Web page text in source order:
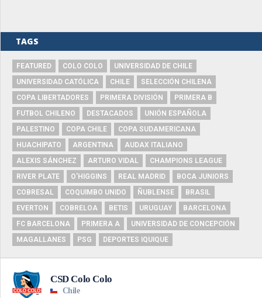
TAGS
FEATURED COLO COLO
UNIVERSIDAD DE CHILE
UNIVERSIDAD CATÓLICA
CHILE
SELECCIÓN CHILENA
COPA LIBERTADORES
PRIMERA DIVISIÓN
PRIMERA B
FUTBOL CHILENO
DESTACADOS
UNIÓN ESPAÑOLA
PALESTINO
COPA CHILE
COPA SUDAMERICANA
HUACHIPATO
ARGENTINA
AUDAX ITALIANO
ALEXIS SÁNCHEZ
ARTURO VIDAL
CHAMPIONS LEAGUE
RIVER PLATE
O'HIGGINS REAL MADRID
BOCA JUNIORS
COBRESAL
COQUIMBO UNIDO ÑUBLENSE
BRASIL
EVERTON
COBRELOA BETIS URUGUAY
BARCELONA
FC BARCELONA
PRIMERA A
UNIVERSIDAD DE CONCEPCIÓN
MAGALLANES
PSG DEPORTES IQUIQUE